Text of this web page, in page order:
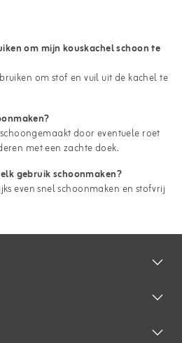
om mijn kouskachel schoon te
om stof en vuil uit de kachel te
door eventuele roet
met een zachte doek.
gebruik schoonmaken?
even snel schoonmaken en stofvrij